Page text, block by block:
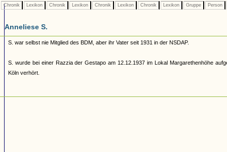
Chronik Lexikon Chronik Lexikon Chronik Lexikon Chronik Lexikon Gruppe Person
Anneliese S.
S. war selbst nie Mitglied des BDM, aber ihr Vater seit 1931 in der NSDAP.
S. wurde bei einer Razzia der Gestapo am 12.12.1937 im Lokal Margarethenhöhe
Köln verhört.